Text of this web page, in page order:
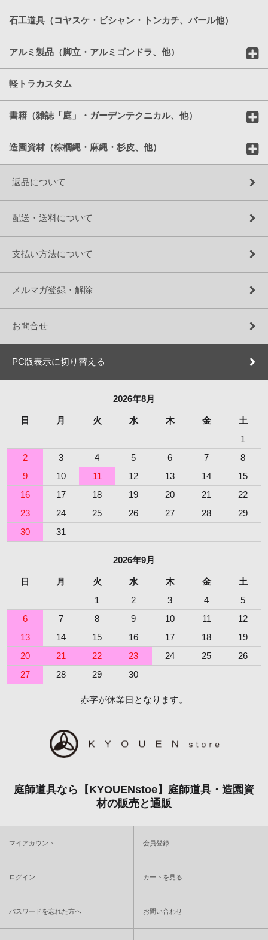
石工道具（コヤスケ・ビシャン・トンカチ、バール他）
アルミ製品（脚立・アルミゴンドラ、他）
軽トラカスタム
書籍（雑誌「庭」・ガーデンテクニカル、他）
造園資材（棕櫚縄・麻縄・杉皮、他）
返品について
配送・送料について
支払い方法について
メルマガ登録・解除
お問合せ
PC版表示に切り替える
2026年8月
日 月 火 水 木 金
土
1
2
3 4 5 6 7
8
9
10 11 12 13 14
15
16
17 18 19 20 21
22
23
24 25 26 27 28
29
30
31
2026年9月
日 月 火 水 木 金
土
1
2 3 4
5
6
7 8 9 10 11
12
13
14 15 16 17 18
19
20
21 22 23 24 25
26
27
28 29 30
赤字が休業日となります。
庭師道具なら【KYOUENstoe】庭師道具・造園資
材の販売と通販
マイアカウント 会員登録
ログイン カートを見る
パスワードを忘れた方へ お問い合わせ